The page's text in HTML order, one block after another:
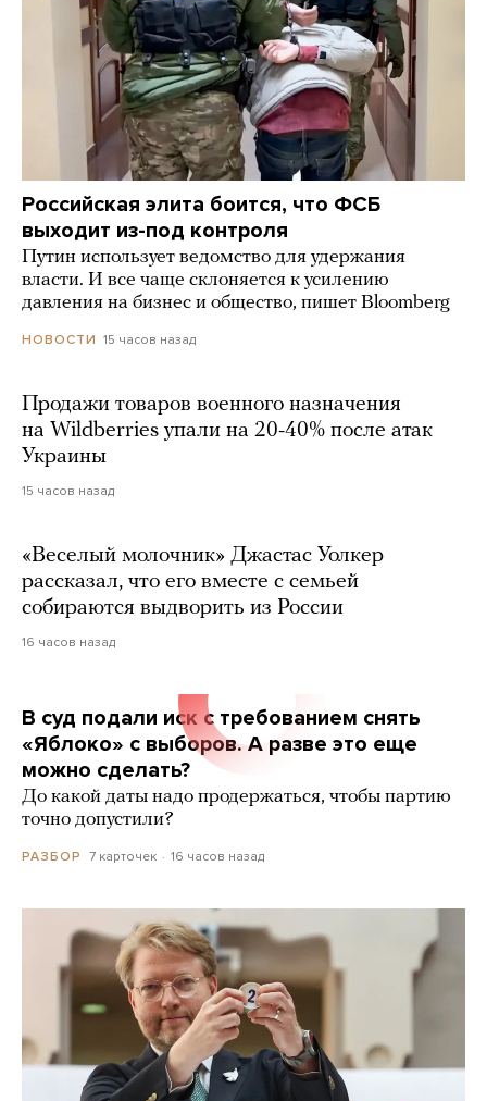
Российская элита боится, что ФСБ
выходит из-под контроля
Путин использует ведомство для удержания
власти. И все чаще склоняется к усилению
давления на бизнес и общество, пишет Bloomberg
НОВОСТИ 15 часов назад
Продажи товаров военного назначения
на Wildberries упали на 20-40% после атак
Украины
15 часов назад
«Веселый молочник» Джастас Уолкер
рассказал, что его вместе с семьей
собираются выдворить из России
16 часов назад
В суд подали иск с требованием снять
«Яблоко» с выборов. А разве это еще
можно сделать?
До какой даты надо продержаться, чтобы партию
точно допустили?
РАЗБОР 7 карточек 16 часов назад